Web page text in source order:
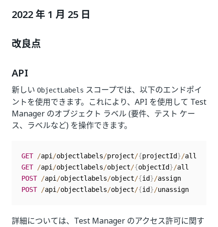
2022 年 1 月 25 日
改良点
API
新しい ObjectLabels スコープでは、以下のエンドポイ
ントを使用できます。これにより、API を使用して Test
Manager のオブジェクト ラベル (要件、テスト ケー
ス、ラベルなど) を操作できます。
GET /api /objectlabels/project/{projectId}/
GET
/api /objectlabels/object/{objectId}/
POST
/api /objectlabels/object/{id}/
POST
/api /objectlabels/object/{id}/
詳細については、Test Manager のアクセス許可に関す